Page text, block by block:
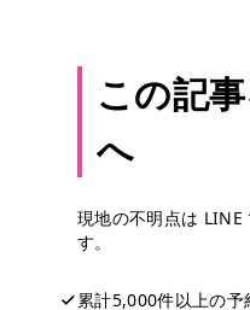
この記
へ
現地の不明点は LINE
す。
累計5,000件以上の予